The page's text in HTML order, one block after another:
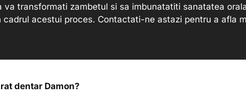
transformati zambetul si sa imbunatatiti sanatatea
acestui proces. Contactati-ne astazi pentru a afla
dentar Damon?